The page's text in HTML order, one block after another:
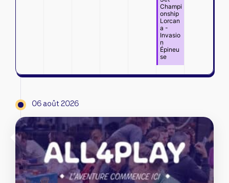
Champi
onship
Lorcan
a -
Invasio
n
Épineu
se
06 août 2026